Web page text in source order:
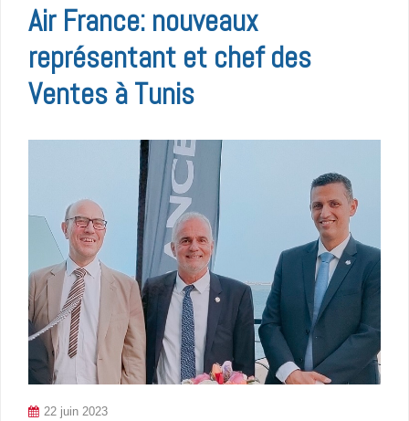
Air France: nouveaux
représentant et chef des
Ventes à Tunis
22 juin 2023